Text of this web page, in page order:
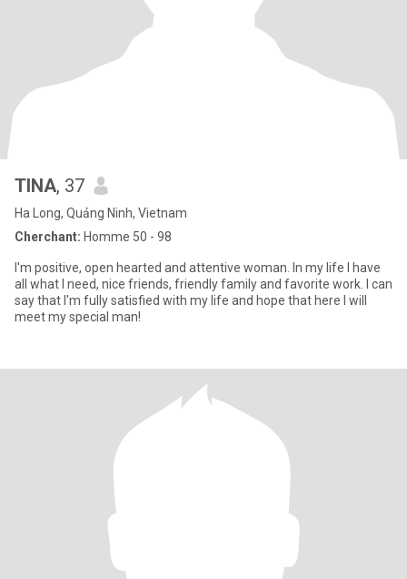
TINA, 37
Ha Long, Quảng Ninh, Vietnam
Cherchant: Homme 50 - 98
I'm positive, open hearted and attentive woman. In my life I have
all what I need, nice friends, friendly family and favorite work. I can
say that I'm fully satisfied with my life and hope that here I will
meet my special man!